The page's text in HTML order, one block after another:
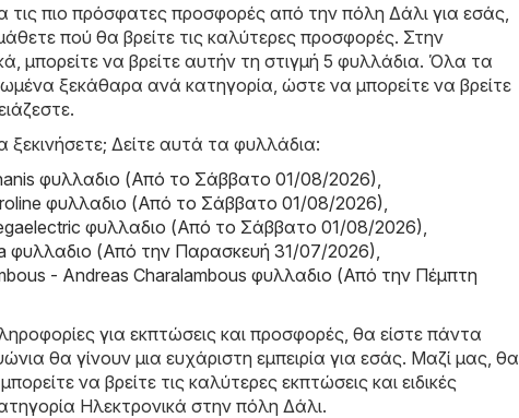
τις πιο πρόσφατες προσφορές από την πόλη Δάλι για εσάς,
πού θα βρείτε τις καλύτερες προσφορές. Στην
μπορείτε να βρείτε αυτήν τη στιγμή 5 φυλλάδια. Όλα τα
ξεκάθαρα ανά κατηγορία, ώστε να μπορείτε να βρείτε
ξεκινήσετε; Δείτε αυτά τα φυλλάδια:
φυλλαδιο (Από το Σάββατο 01/08/2026)
φυλλαδιο (Από το Σάββατο 01/08/2026)
φυλλαδιο (Από το Σάββατο 01/08/2026)
φυλλαδιο (Από την Παρασκευή 31/07/2026)
- Andreas Charalambous φυλλαδιο (Από την Πέμπτη
για εκπτώσεις και προσφορές, θα είστε πάντα
θα γίνουν μια ευχάριστη εμπειρία για εσάς. Μαζί μας, θα
να βρείτε τις καλύτερες εκπτώσεις και ειδικές
Hλεκτρονικά στην πόλη Δάλι.